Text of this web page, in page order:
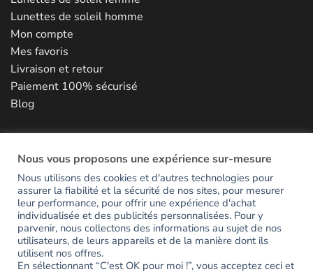
Lunettes de soleil homme
Mon compte
Mes favoris
Livraison et retour
Paiement 100% sécurisé
Blog
RESTONS EN CONTACT
Inscrivez-vous pour avoir accès en avant-première aux
nouveautés et recevoir votre code de bienvenue de -15%.
Nous vous proposons une expérience sur-mesure
Nous utilisons des cookies et d'autres technologies pour
assurer la fiabilité et la sécurité de nos sites, pour mesurer
leur performance, pour offrir une expérience d'achat
individualisée et des publicités personnalisées. Pour y
parvenir, nous collectons des informations au sujet de nos
utilisateurs, de leurs appareils et de la manière dont ils
utilisent nos offres.
En sélectionnant “C'est OK pour moi !”, vous acceptez ceci et